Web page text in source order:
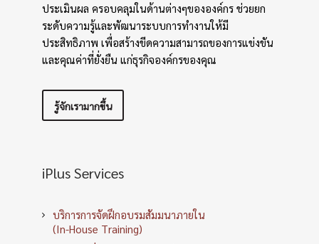
ประเมินผล ครอบคลุมในด้านต่างๆขององค์กร ช่วยยก
ระดับความรู้และพัฒนาระบบการทำงานให้มี
ประสิทธิภาพ เพื่อสร้างขีดความสามารถของการแข่งขัน
และคุณค่าที่ยั่งยืน แก่ธุรกิจองค์กรของคุณ
รู้จักเรามากขึ้น
iPlus Services
บริการการจัดฝึกอบรมสัมมนาภายใน
(In-House Training)